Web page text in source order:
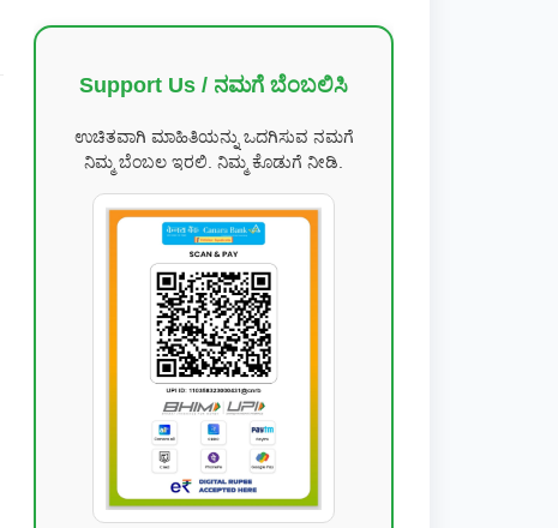
Support Us / ನಮಗೆ ಬೆಂಬಲಿಸಿ
ಉಚಿತವಾಗಿ ಮಾಹಿತಿಯನ್ನು ಒದಗಿಸುವ ನಮಗೆ
ನಿಮ್ಮ ಬೆಂಬಲ ಇರಲಿ. ನಿಮ್ಮ ಕೊಡುಗೆ ನೀಡಿ.